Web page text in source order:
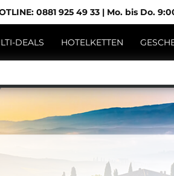
0881 925 49 33 | Mo. bis Do.
DEALS HOTELKETTEN